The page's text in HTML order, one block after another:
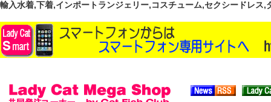
輸入水着,下着,インポートランジェリー,コスチューム,セクシードレス